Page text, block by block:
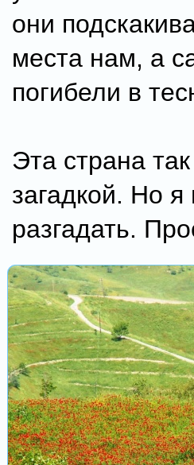
они
места нам, а
погибели в
Эта страна
загадкой. Но
разгадать.